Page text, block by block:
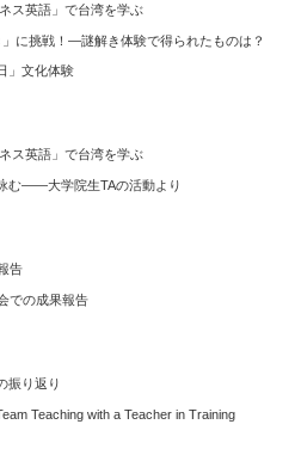
ス英語」で台湾を学ぶ
に挑戦！―謎解き体験で得られたものは？
」文化体験
ス英語」で台湾を学ぶ
む――大学院生TAの活動より
告
での成果報告
振り返り
Teaching with a Teacher in Training